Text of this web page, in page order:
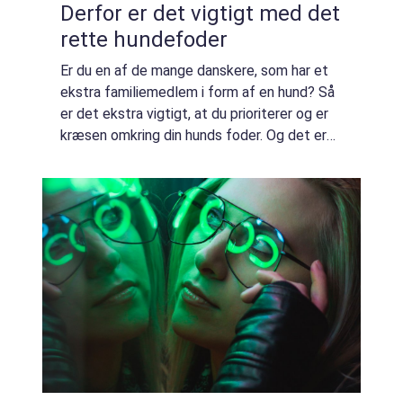
Derfor er det vigtigt med det
rette hundefoder
Er du en af de mange danskere, som har et
ekstra familiemedlem i form af en hund? Så
er det ekstra vigtigt, at du prioriterer og er
kræsen omkring din hunds foder. Og det er
hund det rette hundefoder Vær ...